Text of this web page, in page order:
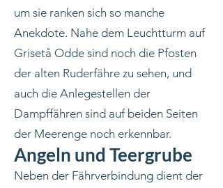
um sie ranken sich so manche
Anekdote. Nahe dem Leuchtturm auf
Grisetå Odde sind noch die Pfosten
der alten Ruderfähre zu sehen, und
auch die Anlegestellen der
Dampffähren sind auf beiden Seiten
der Meerenge noch erkennbar.
Angeln und Teergrube
Neben der Fährverbindung dient der